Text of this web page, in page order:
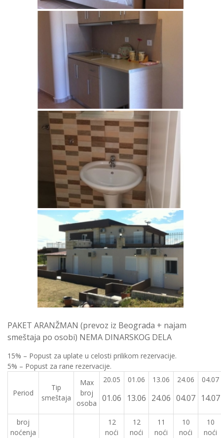
PAKET ARANŽMAN (prevoz iz Beograda + najam
smeštaja po osobi) NEMA DINARSKOG DELA
15% – Popust za uplate u celosti prilikom rezervacije.
5% – Popust za rane rezervacije.
Period
Tip
smeštaja
Max
broj
osoba
20.05
01.06
01.06
13.06
13.06
24.06
24.06
04.07
04.07
14.07
broj
noćenja
12
noći
12
noći
11
noći
10
noći
10
noći